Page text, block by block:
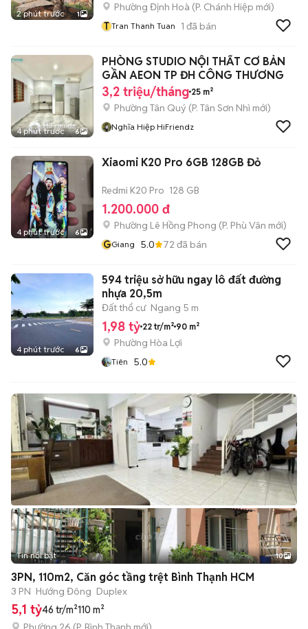
2 phút trước 1
Phường Định Hoà (P. Chánh Hiệp mới)
T Tran Thanh Tuan 1 đã bán
4 phút trước 6
PHÒNG STUDIO NỘI THẤT CƠ BẢN
GẦN AEON TP ĐH CÔNG THƯƠNG
3,2 triệu/tháng 25 m²
Phường Tân Quý (P. Tân Sơn Nhì mới)
Nghĩa Hiệp HiFriendz
4 phút trước 6
Xiaomi K20 Pro 6GB 128GB Đỏ
Redmi K20 Pro 128 GB
1.200.000 đ
Phường Lê Hồng Phong (P. Phù Vân mới)
GGiang 5.0 72 đã bán
4 phút trước 6
594 triệu sở hữu ngay lô đất đường
nhựa 20,5m
Đất thổ cư Ngang 5 m
1,98 tỷ 22 tr/m² 90 m²
Phường Hòa Lợi
Tiên 5.0
+2
Tin nổi bật 10
3PN, 110m2, Căn góc tầng trệt Bình Thạnh HCM
3 PN Hướng Đông Duplex
5,1 tỷ46 tr/m²110 m²